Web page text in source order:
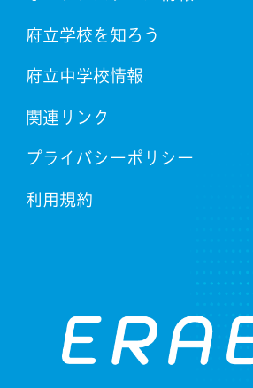
府立学校を知ろう
府立中学校情報
関連リンク
プライバシーポリシー
利用規約